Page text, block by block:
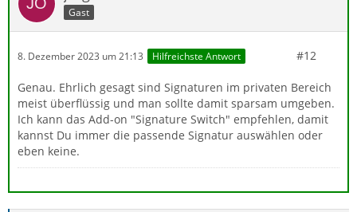
Gast
8. Dezember 2023 um 21:13 Hilfreichste Antwort #12
Genau. Ehrlich gesagt sind Signaturen im privaten Bereich
meist überflüssig und man sollte damit sparsam umgeben.
Ich kann das Add-on "Signature Switch" empfehlen, damit
kannst Du immer die passende Signatur auswählen oder
eben keine.